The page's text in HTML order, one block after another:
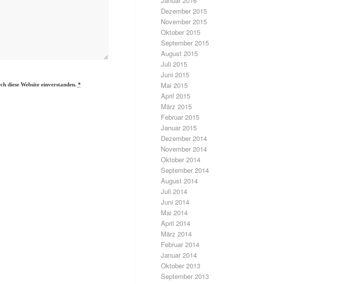
diese Website einverstanden. *
Dezember 2015
November 2015
Oktober 2015
September 2015
August 2015
Juli 2015
Juni 2015
Mai 2015
April 2015
März 2015
Februar 2015
Januar 2015
Dezember 2014
November 2014
Oktober 2014
September 2014
August 2014
Juli 2014
Juni 2014
Mai 2014
April 2014
März 2014
Februar 2014
Januar 2014
Oktober 2013
September 2013